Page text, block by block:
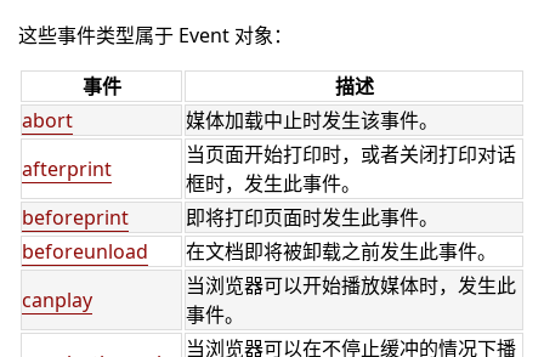
这些事件类型属于 Event 对象：
事件
描述
abort
媒体加载中止时发生该事件。
afterprint
当页面开始打印时，或者关闭打印对话
框时，发生此事件。
beforeprint
即将打印页面时发生此事件。
beforeunload
在文档即将被卸载之前发生此事件。
canplay
当浏览器可以开始播放媒体时，发生此
事件。
当浏览器可以在不停止缓冲的情况下播